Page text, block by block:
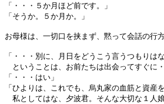
「・・・５か月ほど前です。」
「そうか。５か月か。」
お母様は、一切口を挟まず、黙って会話の行
「・・・別に、月日をどうこう言うつもりは
ということは、お前たちは出会ってすぐに
「・・・はい」
「ひよりは、これでも、烏丸家の血筋と資産
私としてはな、夕波君。そんな大切な１人